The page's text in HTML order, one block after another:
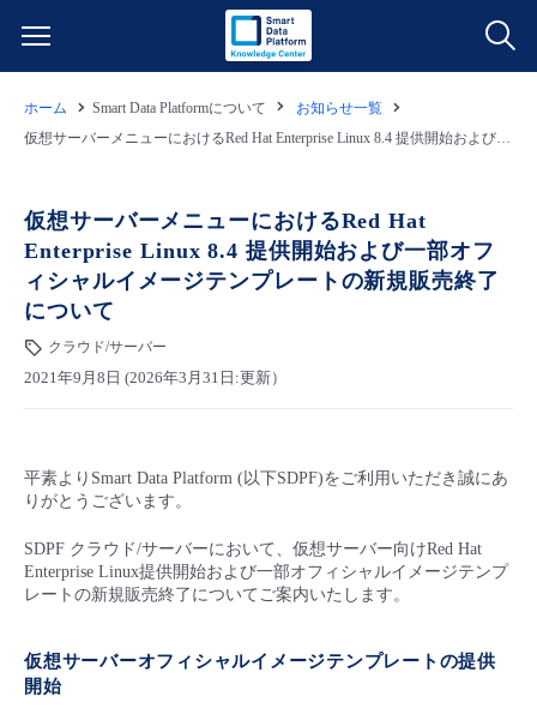
クラウド/サーバー
ネットワーク
管理機能
すべてのメニューを見る
データ利活用
クラウド/サーバー
ネットワーク
サポート
管理機能
料金情報
料金シミュレーター
データ利活用
IoT
モニタリング/監査
■ 管理機能
■ セットアップガイド
- 初期設定・確認
- データと分析
- IoT
故障/メンテナンス情報
故障/メンテナンス履歴
メンテナンス予定
パートナー
販売パートナー向けプログラム
トレーニング/操作動画
ホーム Smart Data Platformについて
お知らせ一覧
仮想サーバーメニューにおけるRed Hat Enterprise Linux 8.4 提供開始および一部オフィシャルイメージテンプレートの新規販売終了について
仮想サーバーメニューにおけるRed Hat
Enterprise Linux 8.4 提供開始および一部オフ
ィシャルイメージテンプレートの新規販売終了
について
クラウド/サーバー
2021年9月8日 (2026年3月31日:更新）
平素よりSmart Data Platform (以下SDPF)をご利用いただき誠にあ
りがとうございます。
SDPF クラウド/サーバーにおいて、仮想サーバー向けRed Hat
Enterprise Linux提供開始および一部オフィシャルイメージテンプ
レートの新規販売終了についてご案内いたします。
仮想サーバーオフィシャルイメージテンプレートの提供
開始